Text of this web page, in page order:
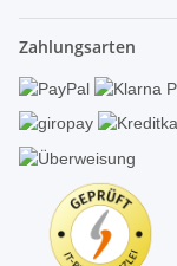
Zahlungsarten